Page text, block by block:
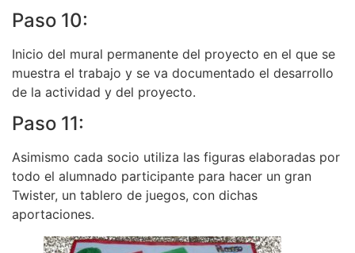
Paso 10:
Inicio del mural permanente del proyecto en el que se
muestra el trabajo y se va documentado el desarrollo
de la actividad y del proyecto.
Paso 11:
Asimismo cada socio utiliza las figuras elaboradas por
todo el alumnado participante para hacer un gran
Twister, un tablero de juegos, con dichas
aportaciones.